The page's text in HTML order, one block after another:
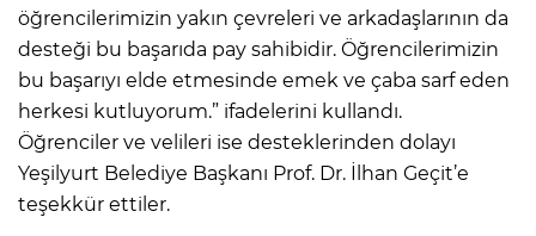
öğrencilerimizin yakın çevreleri ve arkadaşlarının da
desteği bu başarıda pay sahibidir. Öğrencilerimizin
bu başarıyı elde etmesinde emek ve çaba sarf eden
herkesi kutluyorum.” ifadelerini kullandı.
Öğrenciler ve velileri ise desteklerinden dolayı
Yeşilyurt Belediye Başkanı Prof. Dr. İlhan Geçit’e
teşekkür ettiler.